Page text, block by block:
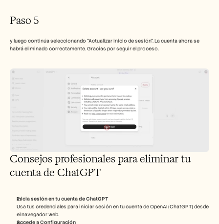
Paso 5
y luego continúa seleccionando "Actualizar inicio de sesión". La cuenta ahora se
habrá eliminado correctamente. Gracias por seguir el proceso.
Consejos profesionales para eliminar tu
cuenta de ChatGPT
Inicia sesión en tu cuenta de ChatGPT
Usa tus credenciales para iniciar sesión en tu cuenta de OpenAI (ChatGPT) desde
el navegador web.
Accede a Configuración